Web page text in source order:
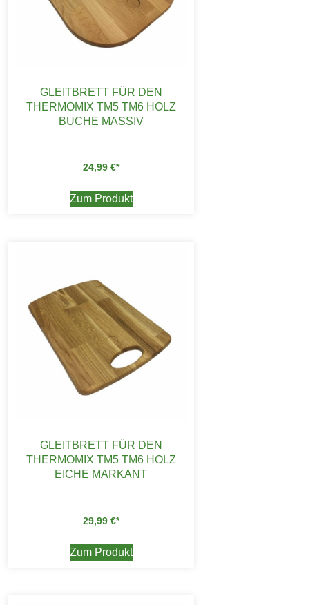
GLEITBRETT FÜR DEN
THERMOMIX TM5 TM6 HOLZ
BUCHE MASSIV
24,99 €
Zum Produkt
GLEITBRETT FÜR DEN
THERMOMIX TM5 TM6 HOLZ
EICHE MARKANT
29,99 €
Zum Produkt